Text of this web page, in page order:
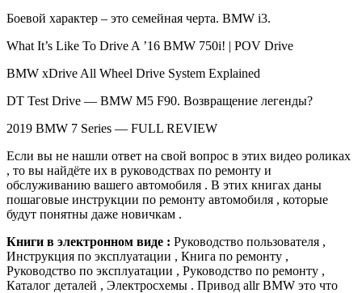
Боевой характер – это семейная черта. BMW i3.
What It’s Like To Drive A ’16 BMW 750i! | POV Drive
BMW xDrive All Wheel Drive System Explained
DT Test Drive — BMW M5 F90. Возвращение легенды?
2019 BMW 7 Series — FULL REVIEW
Если вы не нашли ответ на свой вопрос в этих видео роликах
, то вы найдёте их в руководствах по ремонту и
обслуживанию вашего автомобиля . В этих книгах даны
пошаговые инструкции по ремонту автомобиля , которые
будут понятны даже новичкам .
Книги в электронном виде : Руководство пользователя ,
Инструкция по эксплуатации , Книга по ремонту ,
Руководство по эксплуатации , Руководство по ремонту ,
Каталог деталей , Электросхемы . Привод allr BMW это что